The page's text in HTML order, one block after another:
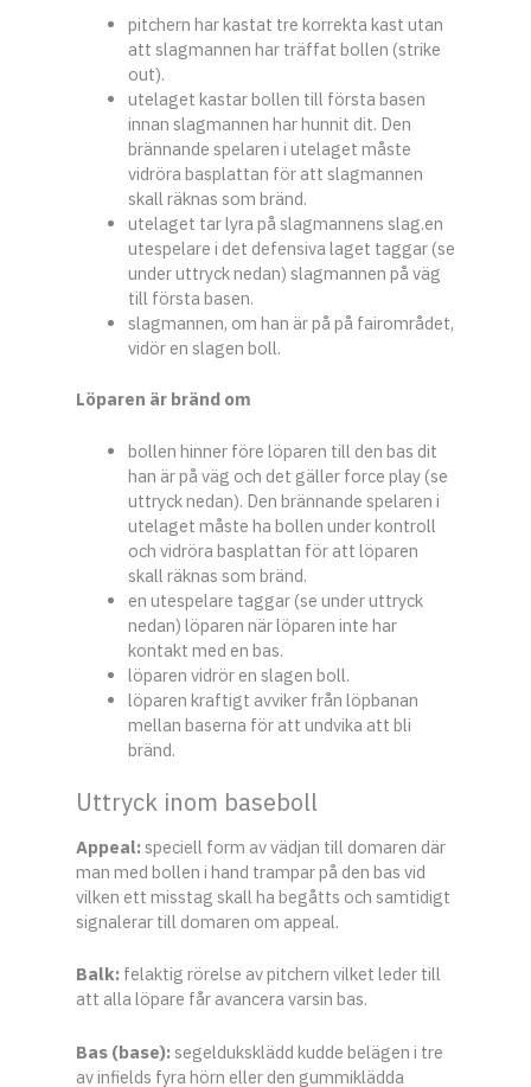
pitchern har kastat tre korrekta kast utan
att slagmannen har träffat bollen (strike
out).
utelaget kastar bollen till första basen
innan slagmannen har hunnit dit. Den
brännande spelaren i utelaget måste
vidröra basplattan för att slagmannen
skall räknas som bränd.
utelaget tar lyra på slagmannens slag.en
utespelare i det defensiva laget taggar (se
under uttryck nedan) slagmannen på väg
till första basen.
slagmannen, om han är på på fairområdet,
vidör en slagen boll.
Löparen är bränd om
bollen hinner före löparen till den bas dit
han är på väg och det gäller force play (se
uttryck nedan). Den brännande spelaren i
utelaget måste ha bollen under kontroll
och vidröra basplattan för att löparen
skall räknas som bränd.
en utespelare taggar (se under uttryck
nedan) löparen när löparen inte har
kontakt med en bas.
löparen vidrör en slagen boll.
löparen kraftigt avviker från löpbanan
mellan baserna för att undvika att bli
bränd.
Uttryck inom baseboll
Appeal:speciell form av vädjan till domaren där
man med bollen i hand trampar på den bas vid
vilken ett misstag skall ha begåtts och samtidigt
signalerar till domaren om appeal.
Balk: felaktig rörelse av pitchern vilket leder till
att alla löpare får avancera varsin bas.
Bas (base):segelduksklädd kudde belägen i tre
av infields fyra hörn eller den gummiklädda